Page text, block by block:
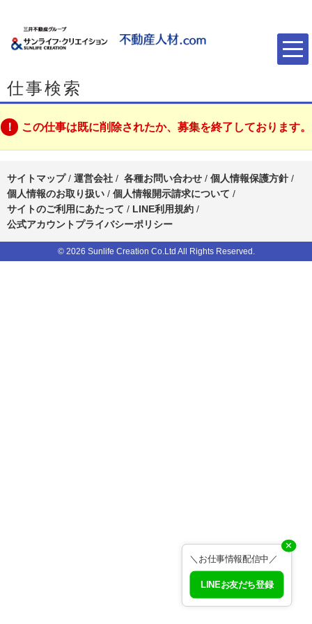
仕事検索
この仕事は既に削除されたか、募集を終了しております。
サイトマップ/ 運営会社 / 各種お問い合わせ / 個人情報保護方針 /
個人情報のお取り扱い / 個人情報開示請求について /
サイトのご利用にあたって / LINE利用規約 /
公式アカウントプライバシーポリシー
✕
＼お仕事情報配信中／
LINEお友だち登録
© 2026 Sunlife Creation Co.Ltd All Rights Reserved.